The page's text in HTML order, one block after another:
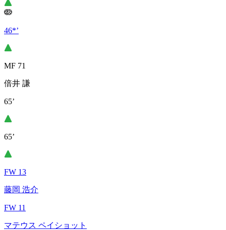
46*’
MF 71
倍井 謙
65’
65’
FW 13
藤岡 浩介
FW 11
マテウス ペイショット